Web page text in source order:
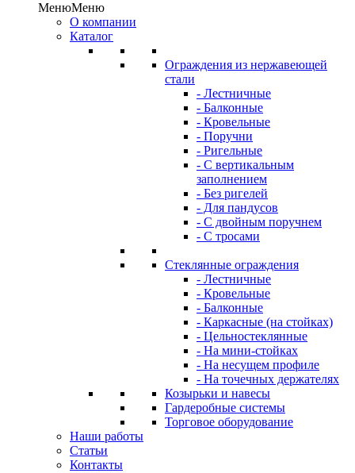
МенюМеню
О компании
Каталог
Ограждения из нержавеющей
стали
- Лестничные
- Балконные
- Кровельные
- Поручни
- Ригельные
- С вертикальным
заполнением
- Без ригелей
- Для пандусов
- С двойным поручнем
- С тросами
Стеклянные ограждения
- Лестничные
- Кровельные
- Балконные
- Каркасные (на стойках)
- Цельностеклянные
- На мини-стойках
- На несущем профиле
- На точечных держателях
Козырьки и навесы
Гардеробные системы
Торговое оборудование
Наши работы
Статьи
Контакты